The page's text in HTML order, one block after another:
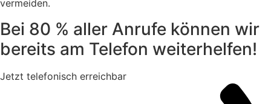
vermeiden.
Bei 80 % aller Anrufe können wir
bereits am Telefon weiterhelfen!
Jetzt telefonisch erreichbar